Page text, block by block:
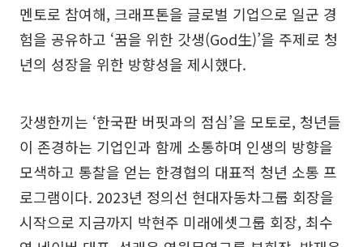
멘토로 참여해, 크래프톤을 글로벌 기업으로 일군 경
험을 공유하고 ‘꿈을 위한 갓생(God生)’을 주제로 청
년의 성장을 위한 방향성을 제시했다.
갓생한끼는 ‘한국판 버핏과의 점심’을 모토로, 청년들
이 존경하는 기업인과 함께 소통하며 인생의 방향을
모색하고 통찰을 얻는 한경협의 대표적 청년 소통 프
로그램이다. 2023년 정의선 현대자동차그룹 회장을
시작으로 지금까지 박현주 미래에셋그룹 회장, 최수